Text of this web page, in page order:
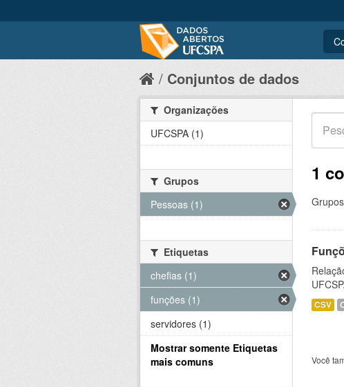
Conjuntos de dados
1
CSV
Você
Organizações
UFCSPA (1)
Grupos
Pessoas (1)
Etiquetas
chefias (1)
funções (1)
servidores (1)
Mostrar somente Etiquetas
mais comuns